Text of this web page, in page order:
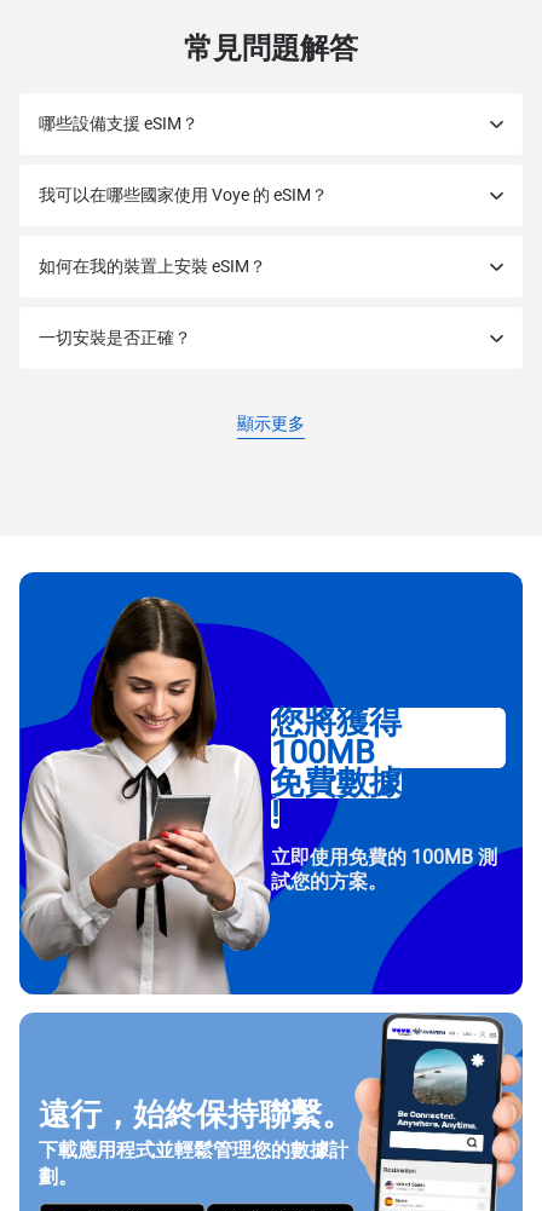
常見問題解答
哪些設備支援 eSIM？
我可以在哪些國家使用 Voye 的 eSIM？
如何在我的裝置上安裝 eSIM？
一切安裝是否正確？
顯示更多
您將獲得
100MB
免費數據
!
立即使用免費的 100MB 測
試您的方案。
遠行，始終保持聯繫。
下載應用程式並輕鬆管理您的數據計
劃。